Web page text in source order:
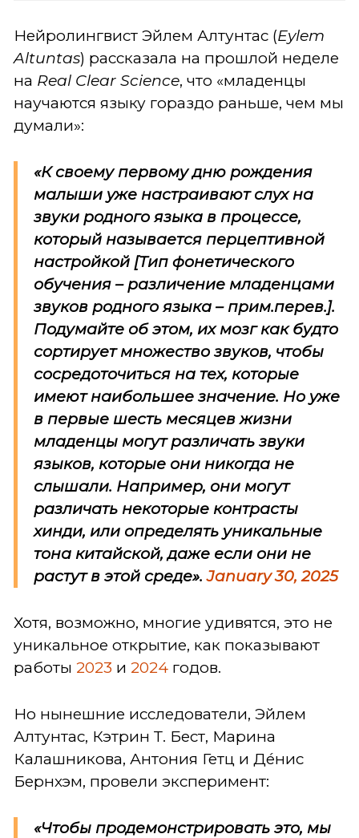
Нейролингвист Эйлем Алтунтас (Eylem
Altuntas) рассказала на прошлой неделе
на Real Clear Science, что «младенцы
научаются языку гораздо раньше, чем мы
думали»:
«К своему первому дню рождения
малыши уже настраивают слух на
звуки родного языка в процессе,
который называется перцептивной
настройкой [Тип фонетического
обучения – различение младенцами
звуков родного языка – прим.перев.].
Подумайте об этом, их мозг как будто
сортирует множество звуков, чтобы
сосредоточиться на тех, которые
имеют наибольшее значение. Но уже
в первые шесть месяцев жизни
младенцы могут различать звуки
языков, которые они никогда не
слышали. Например, они могут
различать некоторые контрасты
хинди, или определять уникальные
тона китайской, даже если они не
растут в этой среде».January 30, 2025
Хотя, возможно, многие удивятся, это не
уникальное открытие, как показывают
работы 2023 и 2024 годов.
Но нынешние исследователи, Эйлем
Алтунтас, Кэтрин Т. Бест, Марина
Калашникова, Антония Гетц и Де́нис
Бернхэм, провели эксперимент:
«Чтобы продемонстрировать это, мы